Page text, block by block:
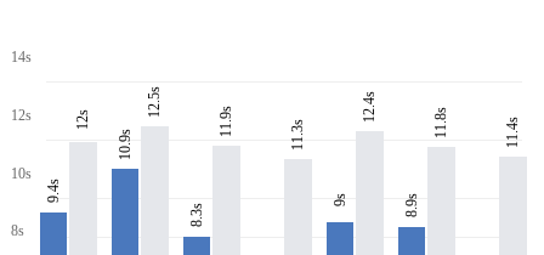
14s
12s
10s
8s
9.4s
12s
10.9s
12.5s
8.3s
11.9s 11.3s
9s
12.4s
8.9s
11.8s 11.4s